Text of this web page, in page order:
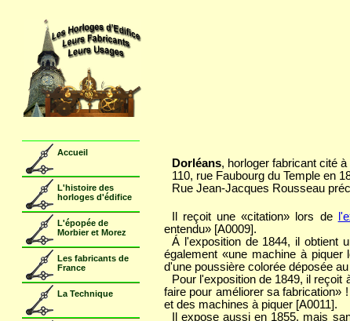
Dorléans, horloger fabricant cité
110, rue Faubourg du Temple en
Rue Jean-Jacques Rousseau
Il reçoit une «citation» lors de
entendu» [A0009].
Á l'exposition de 1844, il obtient
également «une machine à
d'une poussière colorée déposée
Pour l'exposition de 1849, il
faire pour améliorer sa fabrication»
et des machines à piquer [A0011].
Il expose aussi en 1855, mais